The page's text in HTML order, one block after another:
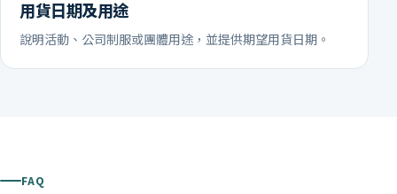
用貨日期及用途
說明活動、公司制服或團體用途，並提供期望用貨日期。
FAQ